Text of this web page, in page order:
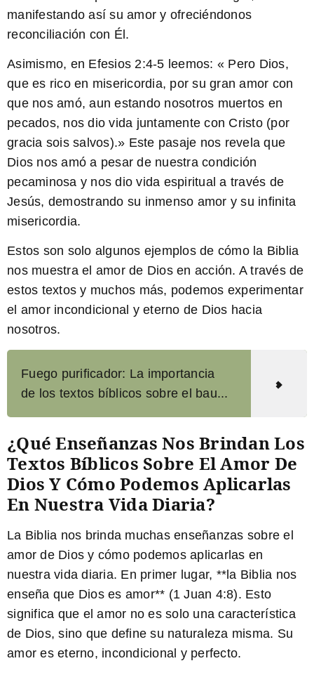
manifestando así su amor y ofreciéndonos
reconciliación con Él.
Asimismo, en Efesios 2:4-5 leemos: « Pero Dios,
que es rico en misericordia, por su gran amor con
que nos amó, aun estando nosotros muertos en
pecados, nos dio vida juntamente con Cristo (por
gracia sois salvos).» Este pasaje nos revela que
Dios nos amó a pesar de nuestra condición
pecaminosa y nos dio vida espiritual a través de
Jesús, demostrando su inmenso amor y su infinita
misericordia.
Estos son solo algunos ejemplos de cómo la Biblia
nos muestra el amor de Dios en acción. A través de
estos textos y muchos más, podemos experimentar
el amor incondicional y eterno de Dios hacia
nosotros.
Fuego purificador: La importancia
de los textos bíblicos sobre el bau...
¿Qué Enseñanzas Nos Brindan Los
Textos Bíblicos Sobre El Amor De
Dios Y Cómo Podemos Aplicarlas
En Nuestra Vida Diaria?
La Biblia nos brinda muchas enseñanzas sobre el
amor de Dios y cómo podemos aplicarlas en
nuestra vida diaria. En primer lugar, **la Biblia nos
enseña que Dios es amor** (1 Juan 4:8). Esto
significa que el amor no es solo una característica
de Dios, sino que define su naturaleza misma. Su
amor es eterno, incondicional y perfecto.